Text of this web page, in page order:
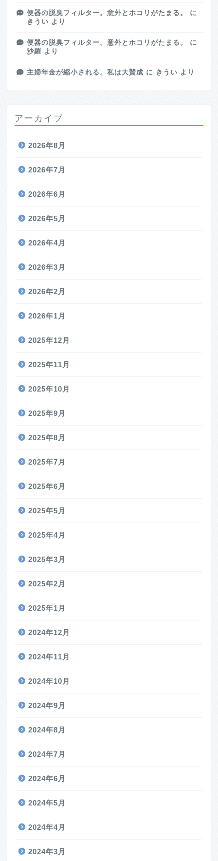
便器の脱臭フィルター。意外とホコリがたまる。
に
きうい より
便器の脱臭フィルター。意外とホコリがたまる。
に
沙羅 より
主婦年金が縮小される。私は大賛成 に きうい より
アーカイブ
2026年8月
2026年7月
2026年6月
2026年5月
2026年4月
2026年3月
2026年2月
2026年1月
2025年12月
2025年11月
2025年10月
2025年9月
2025年8月
2025年7月
2025年6月
2025年5月
2025年4月
2025年3月
2025年2月
2025年1月
2024年12月
2024年11月
2024年10月
2024年9月
2024年8月
2024年7月
2024年6月
2024年5月
2024年4月
2024年3月